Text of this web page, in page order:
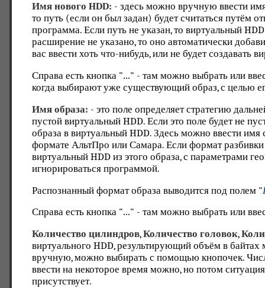
Имя нового HDD: - здесь можно вручную ввести
то путь (если он был задан) будет считаться путём
программа. Если путь не указан, то виртуальный
расширение не указано, то оно автоматически
вас ввести хоть что-нибудь, или не будет
Справа есть кнопка "..." - там можно выбрать или
когда выбирают уже существующий образ, с целью
Имя образа: - это поле определяет стратегию
пустой виртуальный HDD. Если это поле будет не
образа в виртуальный HDD. Здесь можно ввести
формате АльтПро или Самара. Если формат разбивки
виртуальный HDD из этого образа, с параметрами
игнорироваться программой.
Распознанный формат образа выводится под полем "
Справа есть кнопка "..." - там можно выбрать или
Количество цилиндров,Количество головок,
виртуального HDD, результирующий объём в
вручную, можно выбирать с помощью кнопочек.
ввести на некоторое время можно, но потом
присутствует.